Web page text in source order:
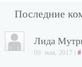
Последние
Лида
09. мая, 2017 | #